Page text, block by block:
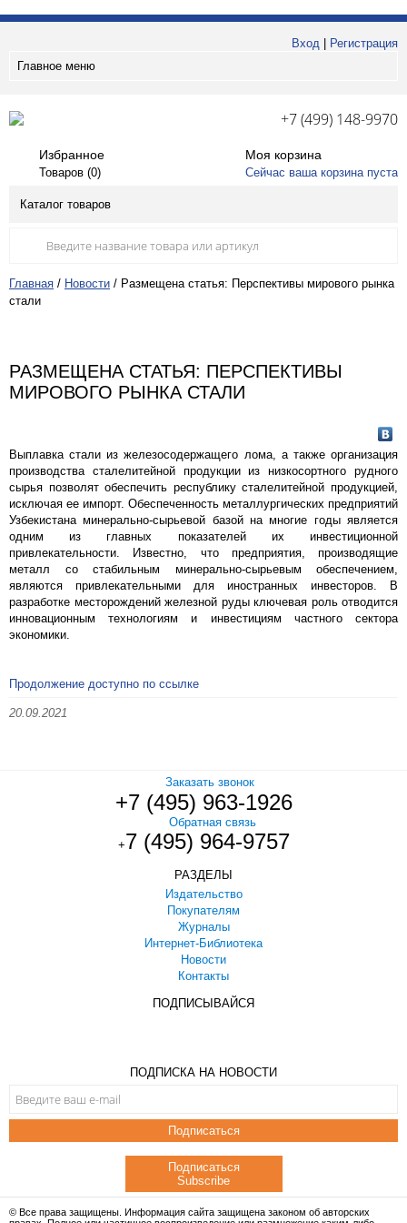
Вход
Регистрация
Главное меню
+7 (499) 148-9970
Избранное
Товаров (0)
Моя корзина
Сейчас ваша корзина пуста
Каталог товаров
Главная / Новости / Размещена статья: Перспективы мирового рынка
стали
РАЗМЕЩЕНА СТАТЬЯ: ПЕРСПЕКТИВЫ
МИРОВОГО РЫНКА СТАЛИ
Выплавка стали из железосодержащего лома, а также организация
производства сталелитейной продукции из низкосортного рудного
сырья позволят обеспечить республику сталелитейной продукцией,
исключая ее импорт. Обеспеченность металлургических предприятий
Узбекистана минерально-сырьевой базой на многие годы является
одним из главных показателей их инвестиционной
привлекательности. Известно, что предприятия, производящие
металл со стабильным минерально-сырьевым обеспечением,
являются привлекательными для иностранных инвесторов. В
разработке месторождений железной руды ключевая роль отводится
инновационным технологиям и инвестициям частного сектора
экономики.
Продолжение доступно по ссылке
20.09.2021
Заказать звонок
+7 (495) 963-1926
Обратная связь
+7 (495) 964-9757
РАЗДЕЛЫ
Издательство
Покупателям
Журналы
Интернет-Библиотека
Новости
Контакты
ПОДПИСЫВАЙСЯ
ПОДПИСКА НА НОВОСТИ
Подписаться
Подписаться
Subscribe
© Все права защищены. Информация сайта защищена законом об авторских